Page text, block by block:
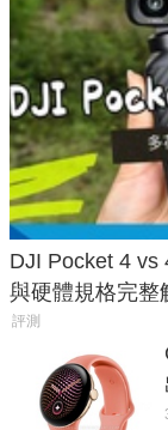
DJI Pocket 4 vs
與硬體規格完整
評測